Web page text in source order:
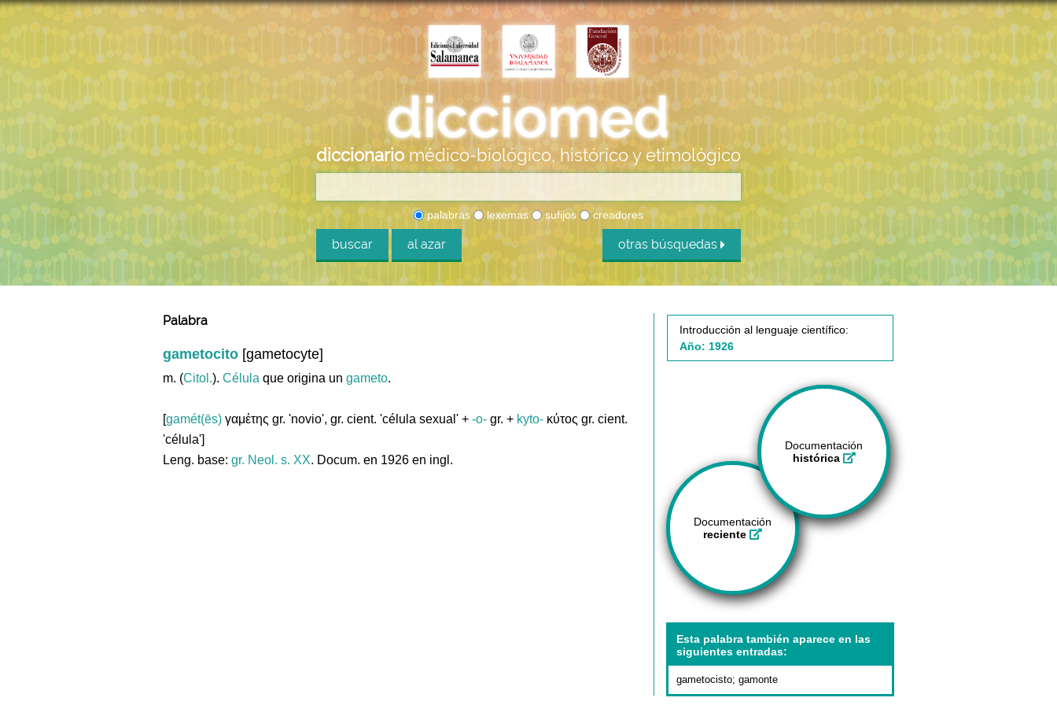
diccionario médico-biológico, histórico y etimológico
palabras lexemas sufijos creadores
buscar al azar otras búsquedas
Palabra
gametocito [gametocyte]
m. (Citol.). Célula que origina un gameto.
[gamét(ēs) γαμέτης gr. 'novio', gr. cient. 'célula sexual' + -o- gr. + kyto- κύτος gr. cient.
'célula']
Leng. base: gr. Neol. s. XX. Docum. en 1926 en ingl.
Introducción al lenguaje científico:
Año: 1926
Documentación
histórica
Documentación
reciente
Esta palabra también aparece en las
siguientes entradas:
gametocisto; gamonte